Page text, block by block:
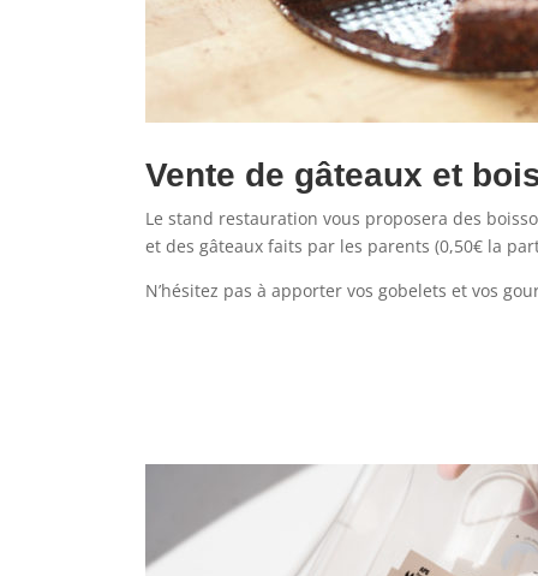
Vente de gâteaux et
Le stand restauration vous proposera des
et des gâteaux faits par les parents (0,50€ la
N’hésitez pas à apporter vos gobelets et vos